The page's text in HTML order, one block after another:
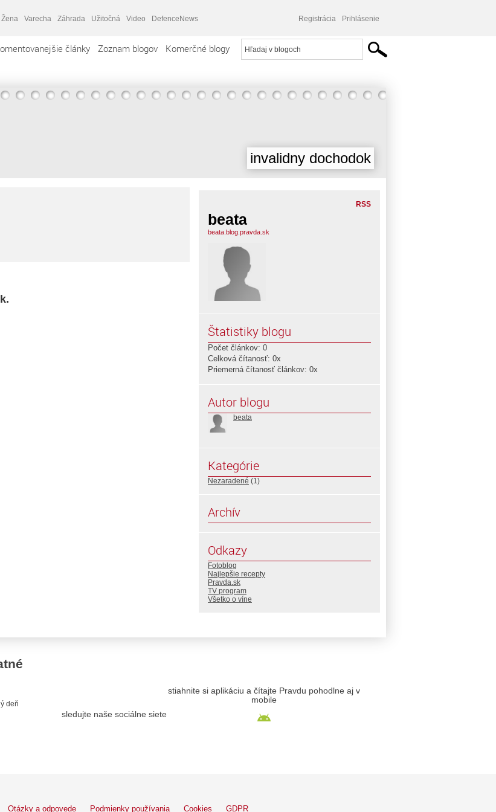
Žena Varecha Záhrada Užitočná Video DefenceNews Registrácia Prihlásenie
články Zoznam blogov Komerčné blogy
invalidny dochodok
RSS
beata
beata.blog.pravda.sk
Štatistiky blogu
Počet článkov: 0
Celková čítanosť: 0x
Priemerná čítanosť článkov: 0x
Autor blogu
beata
Kategórie
Nezaradené (1)
Archív
Odkazy
Fotoblog
Najlepšie recepty
Pravda.sk
TV program
Všetko o víne
deň
sledujte naše sociálne siete
stiahnite si aplikáciu a čítajte Pravdu pohodlne aj v
mobile
Otázky a odpovede Podmienky používania Cookies GDPR